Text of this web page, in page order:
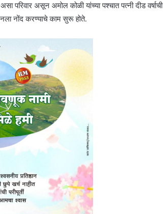
असून अमोल कोळी यांच्या पश्चात पत्नी दीड वर्षाची
नोंद करण्याचे काम सुरू होते.